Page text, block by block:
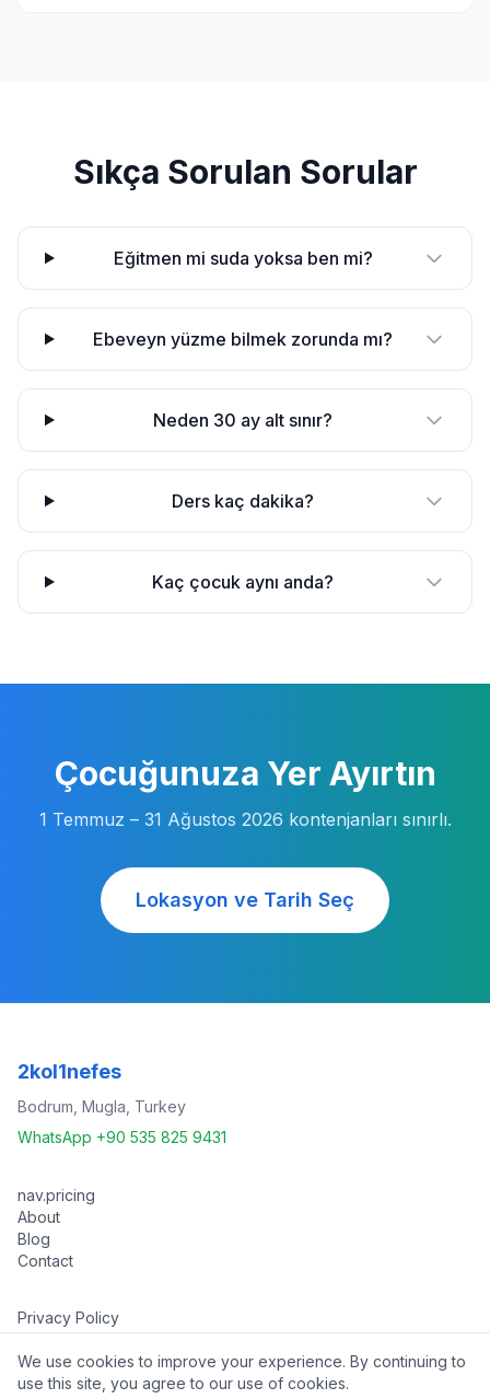
Sıkça Sorulan Sorular
Eğitmen mi suda yoksa ben mi?
Ebeveyn yüzme bilmek zorunda mı?
Neden 30 ay alt sınır?
Ders kaç dakika?
Kaç çocuk aynı anda?
Çocuğunuza Yer Ayırtın
1 Temmuz – 31 Ağustos 2026 kontenjanları sınırlı.
Lokasyon ve Tarih Seç
2kol1nefes
Bodrum, Mugla, Turkey
WhatsApp +90 535 825 9431
nav.pricing
About
Blog
Contact
Privacy Policy
Terms of Service
©2026 2kol1nefes. All rights reserved.
We use cookies to improve your experience. By continuing to
use this site, you agree to our use of cookies.